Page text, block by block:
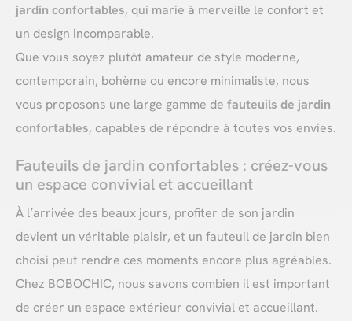
jardin confortables, qui marie à merveille le confort et
un design incomparable.
Que vous soyez plutôt amateur de style moderne,
contemporain, bohème ou encore minimaliste, nous
vous proposons une large gamme de fauteuils de jardin
confortables, capables de répondre à toutes vos envies.
Fauteuils de jardin confortables : créez-vous
un espace convivial et accueillant
À l’arrivée des beaux jours, profiter de son jardin
devient un véritable plaisir, et un fauteuil de jardin bien
choisi peut rendre ces moments encore plus agréables.
Chez BOBOCHIC, nous savons combien il est important
de créer un espace extérieur convivial et accueillant.